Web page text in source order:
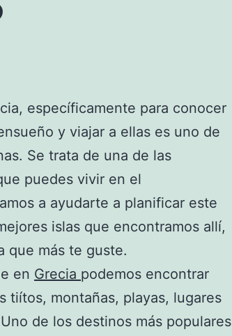
específicamente para conocer
y viajar a ellas es uno de
Se trata de una de las
puedes vivir en el
a ayudarte a planificar este
islas que encontramos allí,
que más te guste.
en Grecia podemos encontrar
tiítos, montañas, playas, lugares
de los destinos más populares